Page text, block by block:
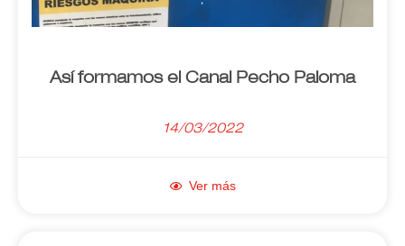
Así formamos el Canal Pecho Paloma
14/03/2022
Ver más